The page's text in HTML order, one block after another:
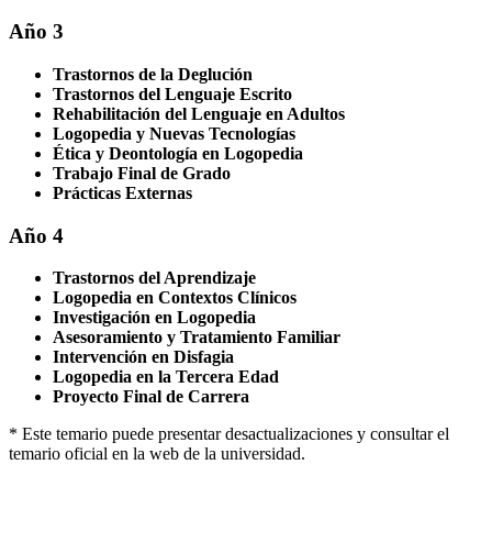
Año 3
Trastornos de la Deglución
Trastornos del Lenguaje Escrito
Rehabilitación del Lenguaje en Adultos
Logopedia y Nuevas Tecnologías
Ética y Deontología en Logopedia
Trabajo Final de Grado
Prácticas Externas
Año 4
Trastornos del Aprendizaje
Logopedia en Contextos Clínicos
Investigación en Logopedia
Asesoramiento y Tratamiento Familiar
Intervención en Disfagia
Logopedia en la Tercera Edad
Proyecto Final de Carrera
* Este temario puede presentar desactualizaciones y consultar el
temario oficial en la web de la universidad.